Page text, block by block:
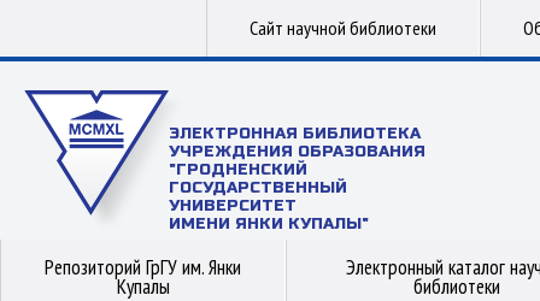
Сайт научной библиотеки
ЭЛЕКТРОННАЯ БИБЛИОТЕКА
УЧРЕЖДЕНИЯ ОБРАЗОВАНИЯ
"ГРОДНЕНСКИЙ
ГОСУДАРСТВЕННЫЙ
УНИВЕРСИТЕТ
ИМЕНИ ЯНКИ КУПАЛЫ"
Репозиторий ГрГУ им. Янки
Купалы
Электронный каталог
библиотеки